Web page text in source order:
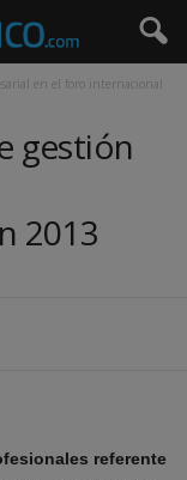
en el foro internacional
gestión
2013
referente